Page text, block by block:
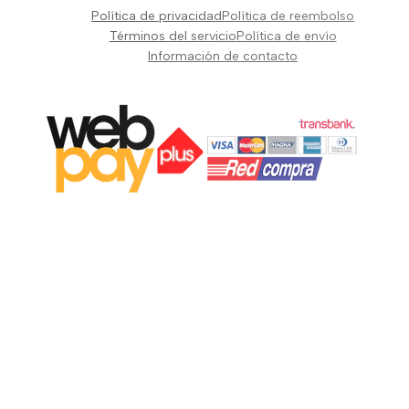
Vientos y Cuerdas
Suscribir
Política de privacidadPolítica de reembolso
Términos del servicioPolítica de envío
Información de contacto